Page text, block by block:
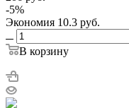
-5%
Экономия 10.3 руб.
В корзину